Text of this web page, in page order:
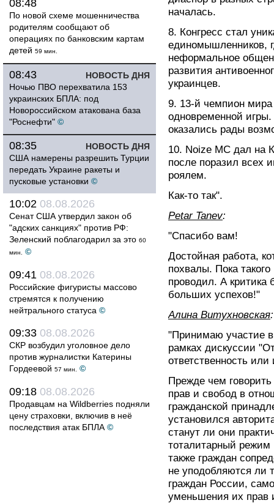
08:48
По новой схеме мошенничества
родителям сообщают об
операциях по банковским картам
детей 59 мин.
НОВОСТЬ ДНЯ
08:43
Ночью ПВО перехватила 153
украинских БПЛА: под
Новороссийском атакована база
"Роснефти" ©
НОВОСТЬ ДНЯ
08:35
США намерены разрешить Турции
передать Украине ракеты и
пусковые установки ©
10:02 08.08.2026
Сенат США утвердил закон об
"адских санкциях" против РФ:
Зеленский поблагодарил за это 60
мин.
©
09:41 08.08.2026
Российские фигуристы массово
стремятся к получению
нейтрального статуса ©
09:33 08.08.2026
СКР возбудил уголовное дело
против журналистки Катерины
Гордеевой 57 мин. ©
09:18 08.08.2026
Продавцам на Wildberries подняли
цену страховки, включив в неё
последствия атак БПЛА ©
началась.
8. Конгресс стал
единомышленников,
неформальное
развития
украинцев.
9. 13-й чемпион
одновременной
оказались рады
10. Noize MC дал на
после поразил всех
роялем.
Как-то так".
Petar Tanev:
"Спасибо вам!
Достойная работа,
похвалы. Пока
проводил. А критика
больших успехов!"
Алина Витухновская:
"Принимаю участие
рамках дискуссии
ответственность
Прежде чем
прав и свобод в
гражданской
установился
станут ли они
тоталитарный режим
также граждан
не уподобляются ли
граждан России,
уменьшения их прав